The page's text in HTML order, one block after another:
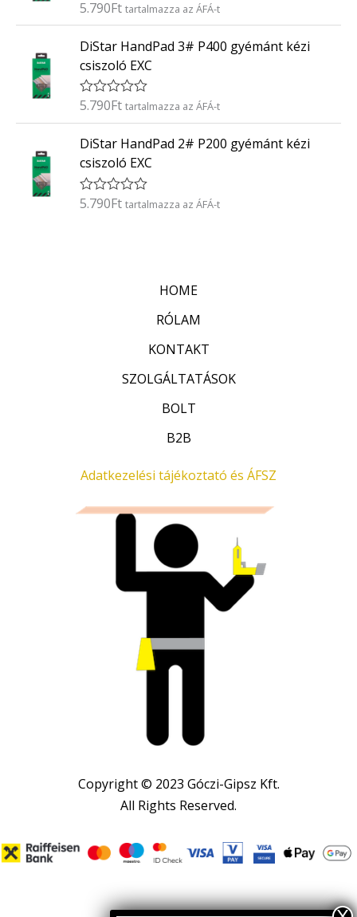
s
:
/
5
É
é
e
l
s
:
/
5
5.790Ft tartalmazza az ÁFÁ-t
DiStar HandPad 3# P400 gyémánt kézi
csiszoló EXC
É
é
e
l
é
s
5.790Ft tartalmazza az ÁFÁ-t
DiStar HandPad 2# P200 gyémánt kézi
csiszoló EXC
É
5.790Ft tartalmazza az ÁFÁ-t
HOME
RÓLAM
KONTAKT
SZOLGÁLTATÁSOK
BOLT
B2B
Adatkezelési tájékoztató és ÁFSZ
Copyright © 2023 Góczi-Gipsz Kft.
All Rights Reserved.